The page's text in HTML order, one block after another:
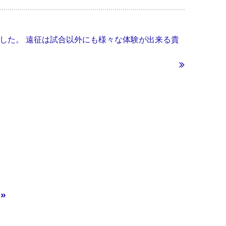
た。 遠征は試合以外にも様々な体験が出来る貴
»